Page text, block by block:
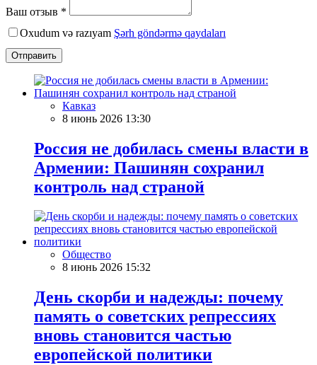
Ваш отзыв *
Oxudum və razıyam Şərh göndərmə qaydaları
Отправить
Кавказ
8 июнь 2026 13:30
Россия не добилась смены власти в
Армении: Пашинян сохранил
контроль над страной
Общество
8 июнь 2026 15:32
День скорби и надежды: почему
память о советских репрессиях
вновь становится частью
европейской политики